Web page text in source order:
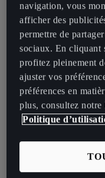
Showcase exclusif de
unique et hypnotique.
Chaque invité sera revêtu
blancs, symbole du
l’expérience et devenir
toute émotion.
Le 31 octobre prochain,
devient le CUPRA
placée sous le signe du
courant de son ADN. Un
émotion — l’exact
navigation, vous
afficher des
permettre de
sociaux. En cliquant
profitez pleinement
ajuster vos
préférences en
plus, consultez
Politique